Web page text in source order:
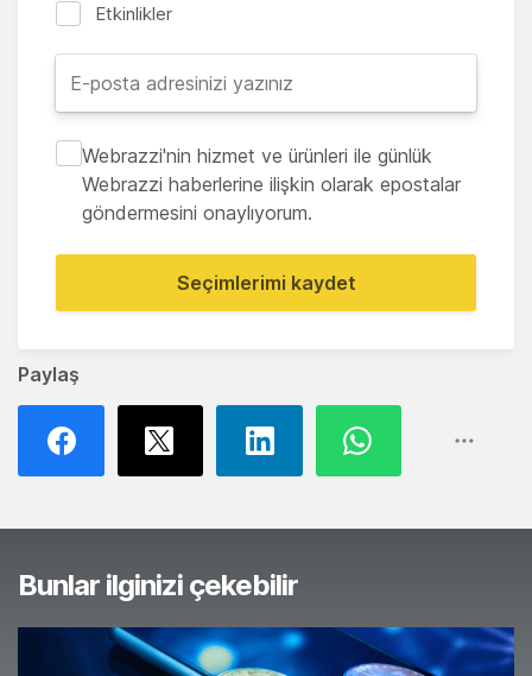
Paylaş
Etkinlikler
Webrazzi'nin hizmet ve ürünleri ile günlük
Webrazzi haberlerine ilişkin olarak epostalar
göndermesini onaylıyorum.
Seçimlerimi kaydet
Bunlar ilginizi çekebilir